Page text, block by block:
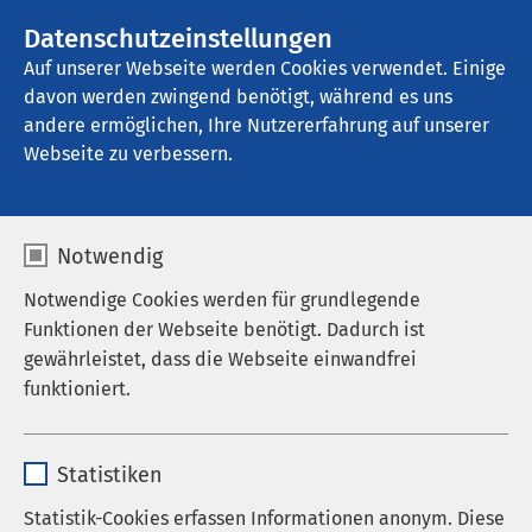
Datenschutzeinstellungen
Auf unserer Webseite werden Cookies verwendet. Einige
davon werden zwingend benötigt, während es uns
andere ermöglichen, Ihre Nutzererfahrung auf unserer
Webseite zu verbessern.
Notwendig
Notwendige Cookies werden für grundlegende
Funktionen der Webseite benötigt. Dadurch ist
gewährleistet, dass die Webseite einwandfrei
funktioniert.
Anbieter sgalinski
Statistiken
Statistik-Cookies erfassen Informationen anonym. Diese
AMEOS Hanse Klinikum Anklam